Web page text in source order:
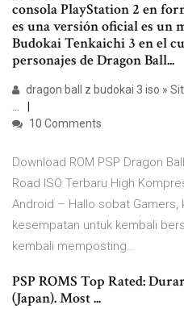
consola PlayStation 2 en
es una versión oficial es un
Budokai Tenkaichi 3 en el
personajes de Dragon Ball...
dragon ball z budokai 3 iso »
...
10 Comments
Download ROM PSP Dragon
Road ISO Terbaru High
Android – Hallo sobat Gamers,
kesempatan untuk kembali
kembali memposting…
PSP ROMS Top Rated:
(Japan). Most ...